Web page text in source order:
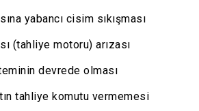
yabancı cisim sıkışması
(tahliye motoru) arızası
devrede olması
tahliye komutu vermemesi